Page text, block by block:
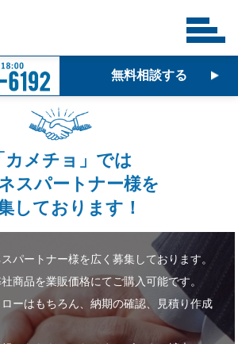
無料相談する
カメチョ」では
スパートナー様を
しております！
パートナー様を広く募集しております。
商品を業販価格にてご購入可能です。
ーはもちろん、納期の確認、見積り作成